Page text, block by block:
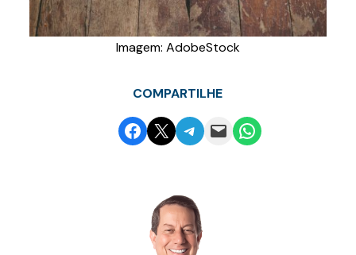
Imagem: AdobeStock
COMPARTILHE
Share on Facebook
Email this PageShare on Telegram
Email this PageShare on WhatsApp